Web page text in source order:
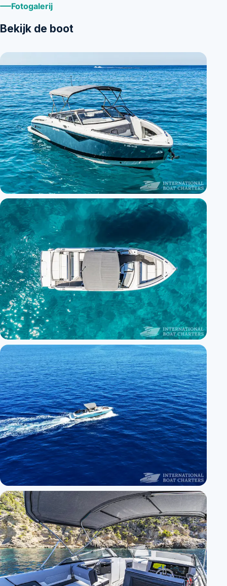
Fotogalerij
Bekijk de boot